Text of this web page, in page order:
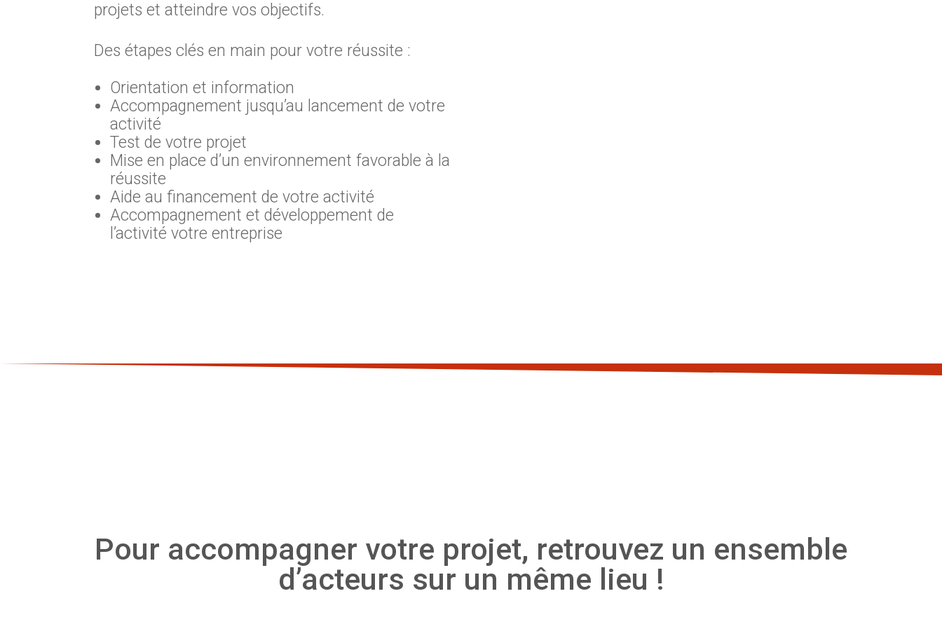
projets et atteindre vos objectifs.
Des étapes clés en main pour votre réussite :
Orientation et information
Accompagnement jusqu’au lancement de votre
activité
Test de votre projet
Mise en place d’un environnement favorable à la
réussite
Aide au financement de votre activité
Accompagnement et développement de
l’activité votre entreprise
Pour accompagner votre projet, retrouvez un ensemble
d’acteurs sur un même lieu !